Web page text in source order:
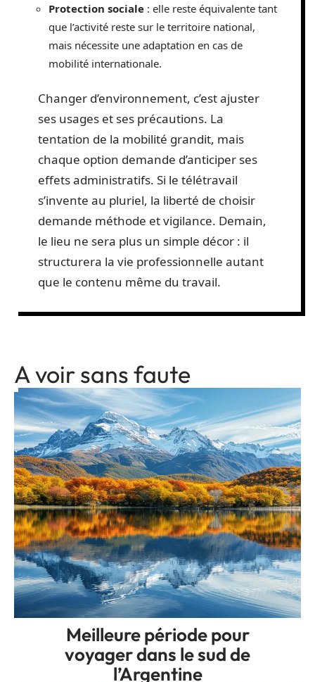
Protection sociale : elle reste équivalente tant
que l’activité reste sur le territoire national,
mais nécessite une adaptation en cas de
mobilité internationale.
Changer d’environnement, c’est ajuster
ses usages et ses précautions. La
tentation de la mobilité grandit, mais
chaque option demande d’anticiper ses
effets administratifs. Si le télétravail
s’invente au pluriel, la liberté de choisir
demande méthode et vigilance. Demain,
le lieu ne sera plus un simple décor : il
structurera la vie professionnelle autant
que le contenu même du travail.
A voir sans faute
Meilleure période pour
voyager dans le sud de
l’Argentine